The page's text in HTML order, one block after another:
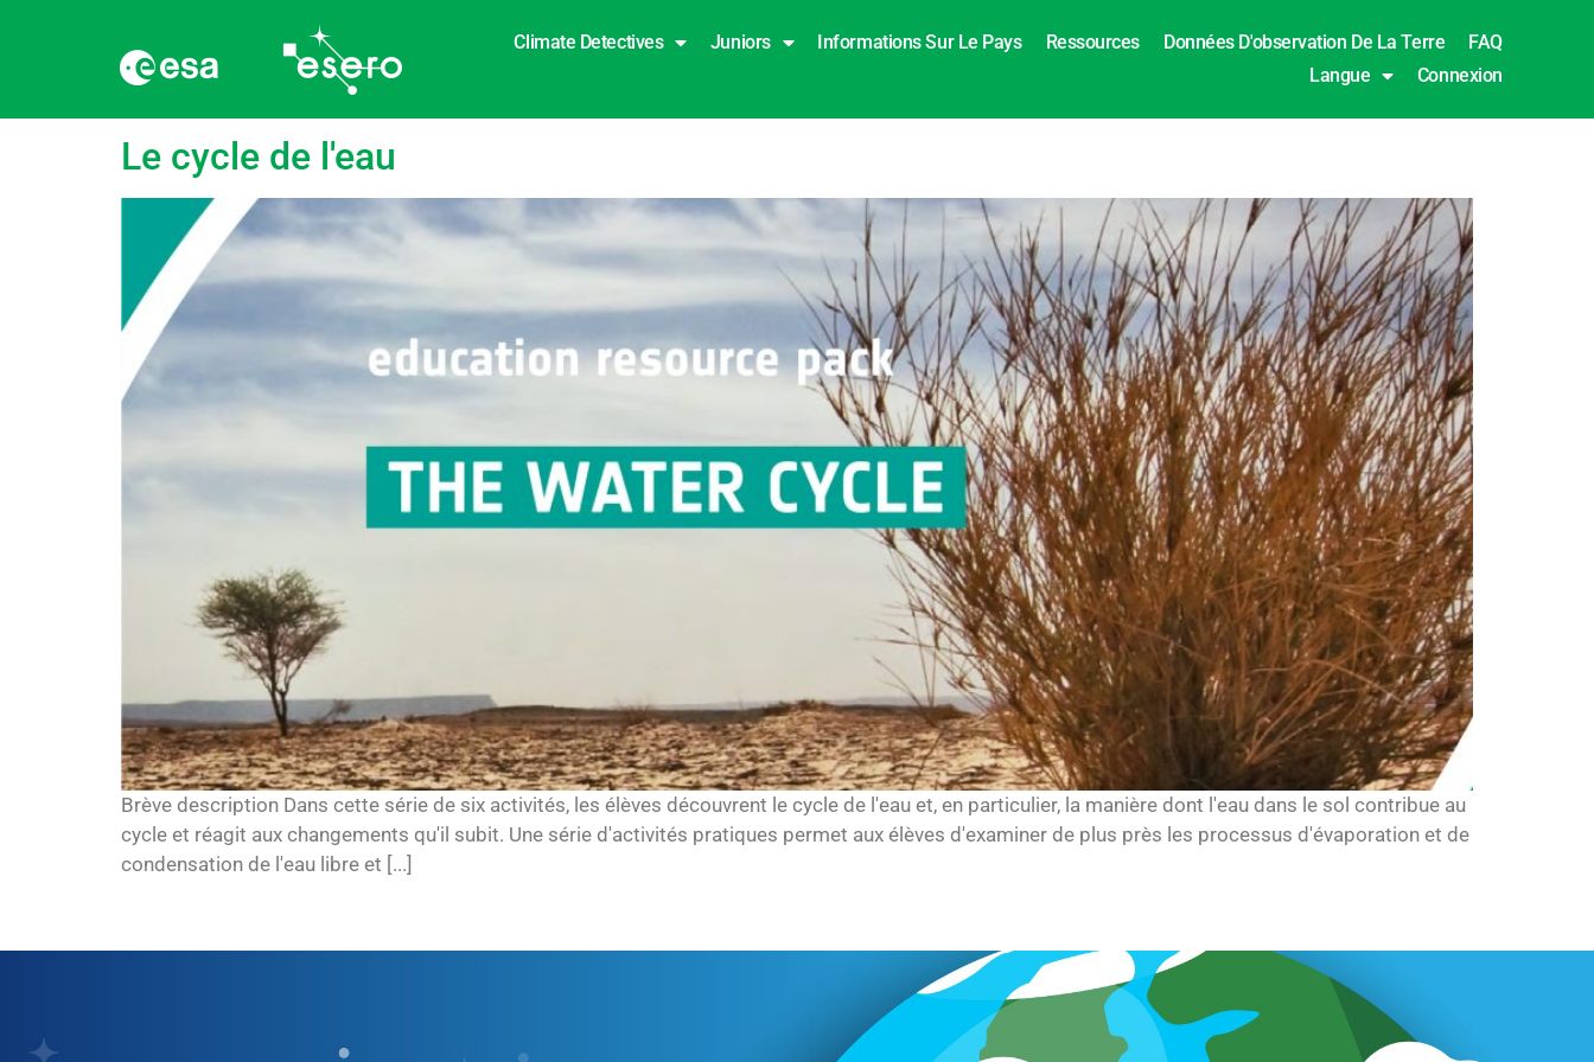
Climate Detectives Juniors Informations Sur Le Pays Ressources Données D'observation De La Terre
FAQ
Langue
Connexion
Étiquette :Liquide
Le cycle de l'eau
Brève description Dans cette série de six activités, les élèves découvrent le cycle de l'eau et, en particulier, la manière dont l'eau dans le sol contribue au
cycle et réagit aux changements qu'il subit. Une série d'activités pratiques permet aux élèves d'examiner de plus près les processus d'évaporation et de
condensation de l'eau libre et [...]